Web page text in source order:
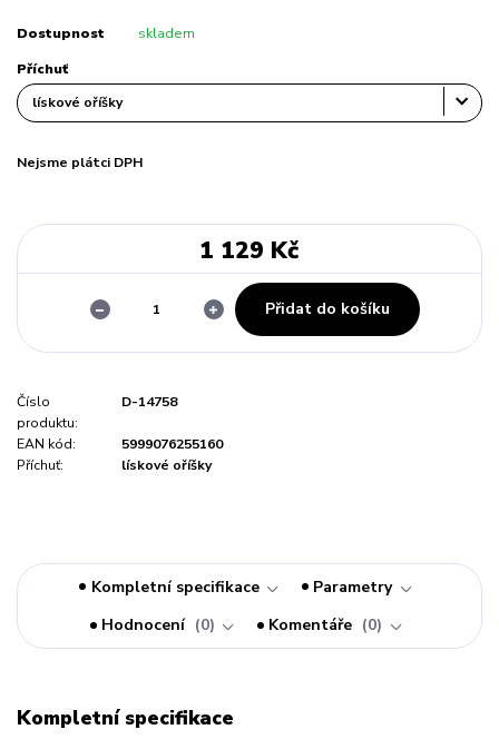
Dostupnost skladem
Příchuť
Nejsme plátci DPH
1 129 Kč
Přidat do košíku
Číslo
produktu:
D-14758
EAN kód:
5999076255160
Příchuť:
lískové oříšky
Kompletní specifikace
Parametry
Hodnocení
0 Komentáře 0
Kompletní specifikace